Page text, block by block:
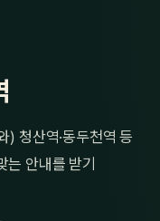
) 청산역·동두천역 등
안내를 받기